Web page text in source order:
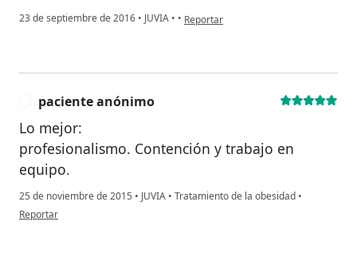
23 de septiembre de 2016 • JUVIA • • en opinión del usuario usuario
Reportar
paciente anónimo
Lo mejor:
profesionalismo. Contención y trabajo en
equipo.
25 de noviembre de 2015 • JUVIA • Tratamiento de la obesidad •
en opinión del usuario paciente anónimo
Reportar